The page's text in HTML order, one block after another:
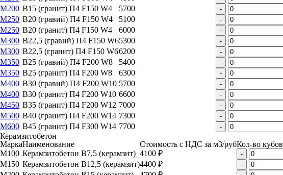
М200 B15 (гранит) П4 F150 W4 5700 -
М250 B20 (гравий) П4 F150 W4 5100 -
М250 B20 (гранит) П4 F150 W4 6000 -
М300 B22,5 (гравий) П4 F150 W65300 -
М300 B22,5 (гранит) П4 F150 W66200 -
М350 B25 (гравий) П4 F200 W8 5400 -
М350 B25 (гранит) П4 F200 W8 6300 -
М400 B30 (гравий) П4 F200 W10 5700 -
М400 B30 (гранит) П4 F200 W10 6600 -
М450 B35 (гранит) П4 F200 W12 7000 -
М500 B40 (гранит) П4 F200 W14 7300 -
М600 B45 (гранит) П4 F300 W14 7700 -
Керамзитобетон
МаркаНаименование Стоимость с НДС за м3/рубКол-во кубов
М100 Керамзитобетон B7,5 (керамзит) 4100 ₽ -
М150 Керамзитобетон B12,5 (керамзит)4400 ₽ -